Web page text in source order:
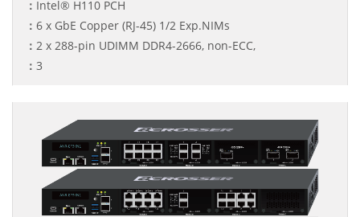
： Intel® H110 PCH
： 6 x GbE Copper (RJ-45) 1/2 Exp.NIMs
： 2 x 288-pin UDIMM DDR4-2666, non-ECC,
： 3